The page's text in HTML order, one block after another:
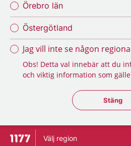
Örebro län
Östergötland
Jag vill inte se någon
Obs! Detta val innebär att du
och viktig information som
Stäng
Stäng
Till startsidan för 1177
Välj region